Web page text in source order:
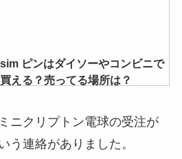
sim ピンはダイソーやコンビニで
買える？売ってる場所は？
スッパスギールは販売終了？もう
ニクリプトン電球の受注が
う連絡がありました。